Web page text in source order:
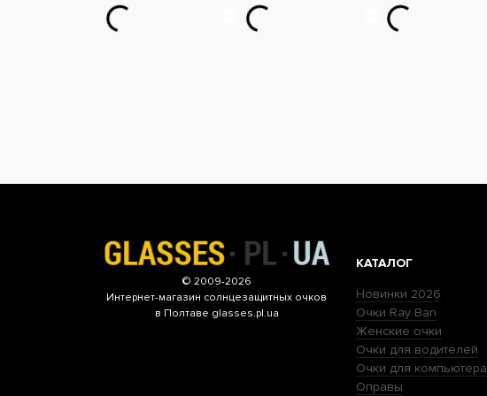
© 2009-2026
Интернет-магазин солнцезащитных очков
в Полтаве glasses.pl.ua
КАТАЛОГ
Новинки 2026
Очки Ray Ban
Женские очки
Очки для водителей
Очки для компьютера
Оправы